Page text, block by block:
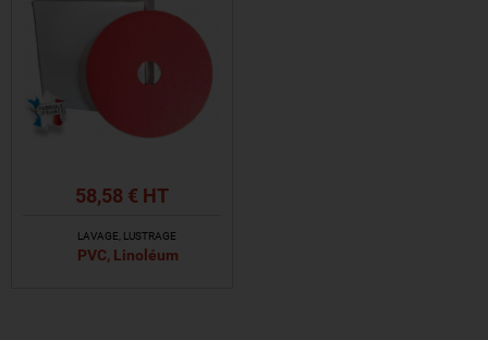
58,58 € HT
LAVAGE, LUSTRAGE
PVC, Linoléum